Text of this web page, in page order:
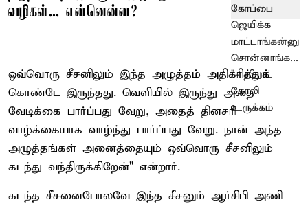
வழிகள்... என்னென்ன?
ஒவ்வொரு சீசனிலும் இந்த அழுத்தம் அதிகரித்துக்
கொண்டே இருந்தது. வெளியில் இருந்து அதை
வேடிக்கை பார்ப்பது வேறு, அதைத் தினசரி
வாழ்க்கையாக வாழ்ந்து பார்ப்பது வேறு. நான் அந்த
அழுத்தங்கள் அனைத்தையும் ஒவ்வொரு சீசனிலும்
கடந்து வந்திருக்கிறேன்" என்றார்.
கடந்த சீசனைபோலவே இந்த சீசனும் ஆர்சிபி அணி